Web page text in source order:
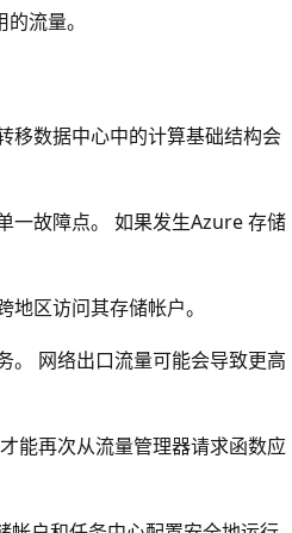
流量。
移数据中心中的计算基础结构会
一故障点。 如果发生Azure 存储
区访问其存储帐户。
。 网络出口流量可能会导致更高
能再次从流量管理器请求函数应